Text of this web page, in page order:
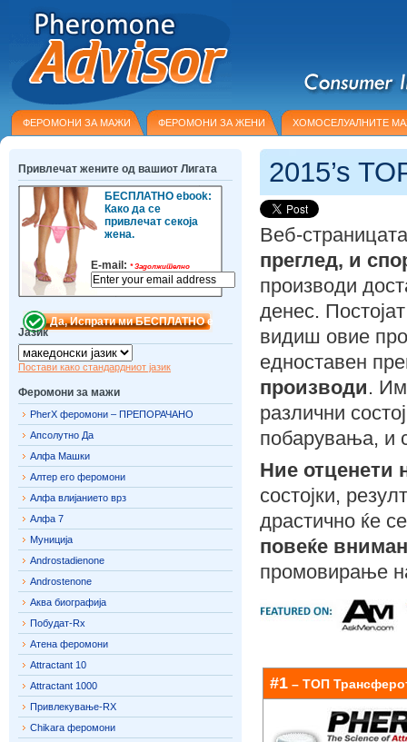
ФЕРОМОНИ ЗА МАЖИ ФЕРОМОНИ ЗА ЖЕНИ ХОМОСЕЛУАЛНИТЕ
2015’s
Веб-
преглед, и
производи
денес.
видиш овие
едноставен
производи.
различни
побарувања, и
Ние отценети
состојки,
драстично ќе
повеќе
промовирање
#1 – ТОП
Привлечат жените од вашиот Лигата
БЕСПЛАТНО ebook:
Како да се
привлечат секоја
жена.
E-mail: *Задолжително
Јазик
Постави како стандардниот јазик
Феромони за мажи
PherX феромони – ПРЕПОРАЧАНО
Апсолутно Да
Алфа Машки
Алтер его феромони
Алфа влијанието врз
Алфа 7
Муниција
Androstadienone
Androstenone
Аква биографија
Побудат-Rx
Атена феромони
Attractant 10
Attractant 1000
Привлекување-RX
Chikara феромони